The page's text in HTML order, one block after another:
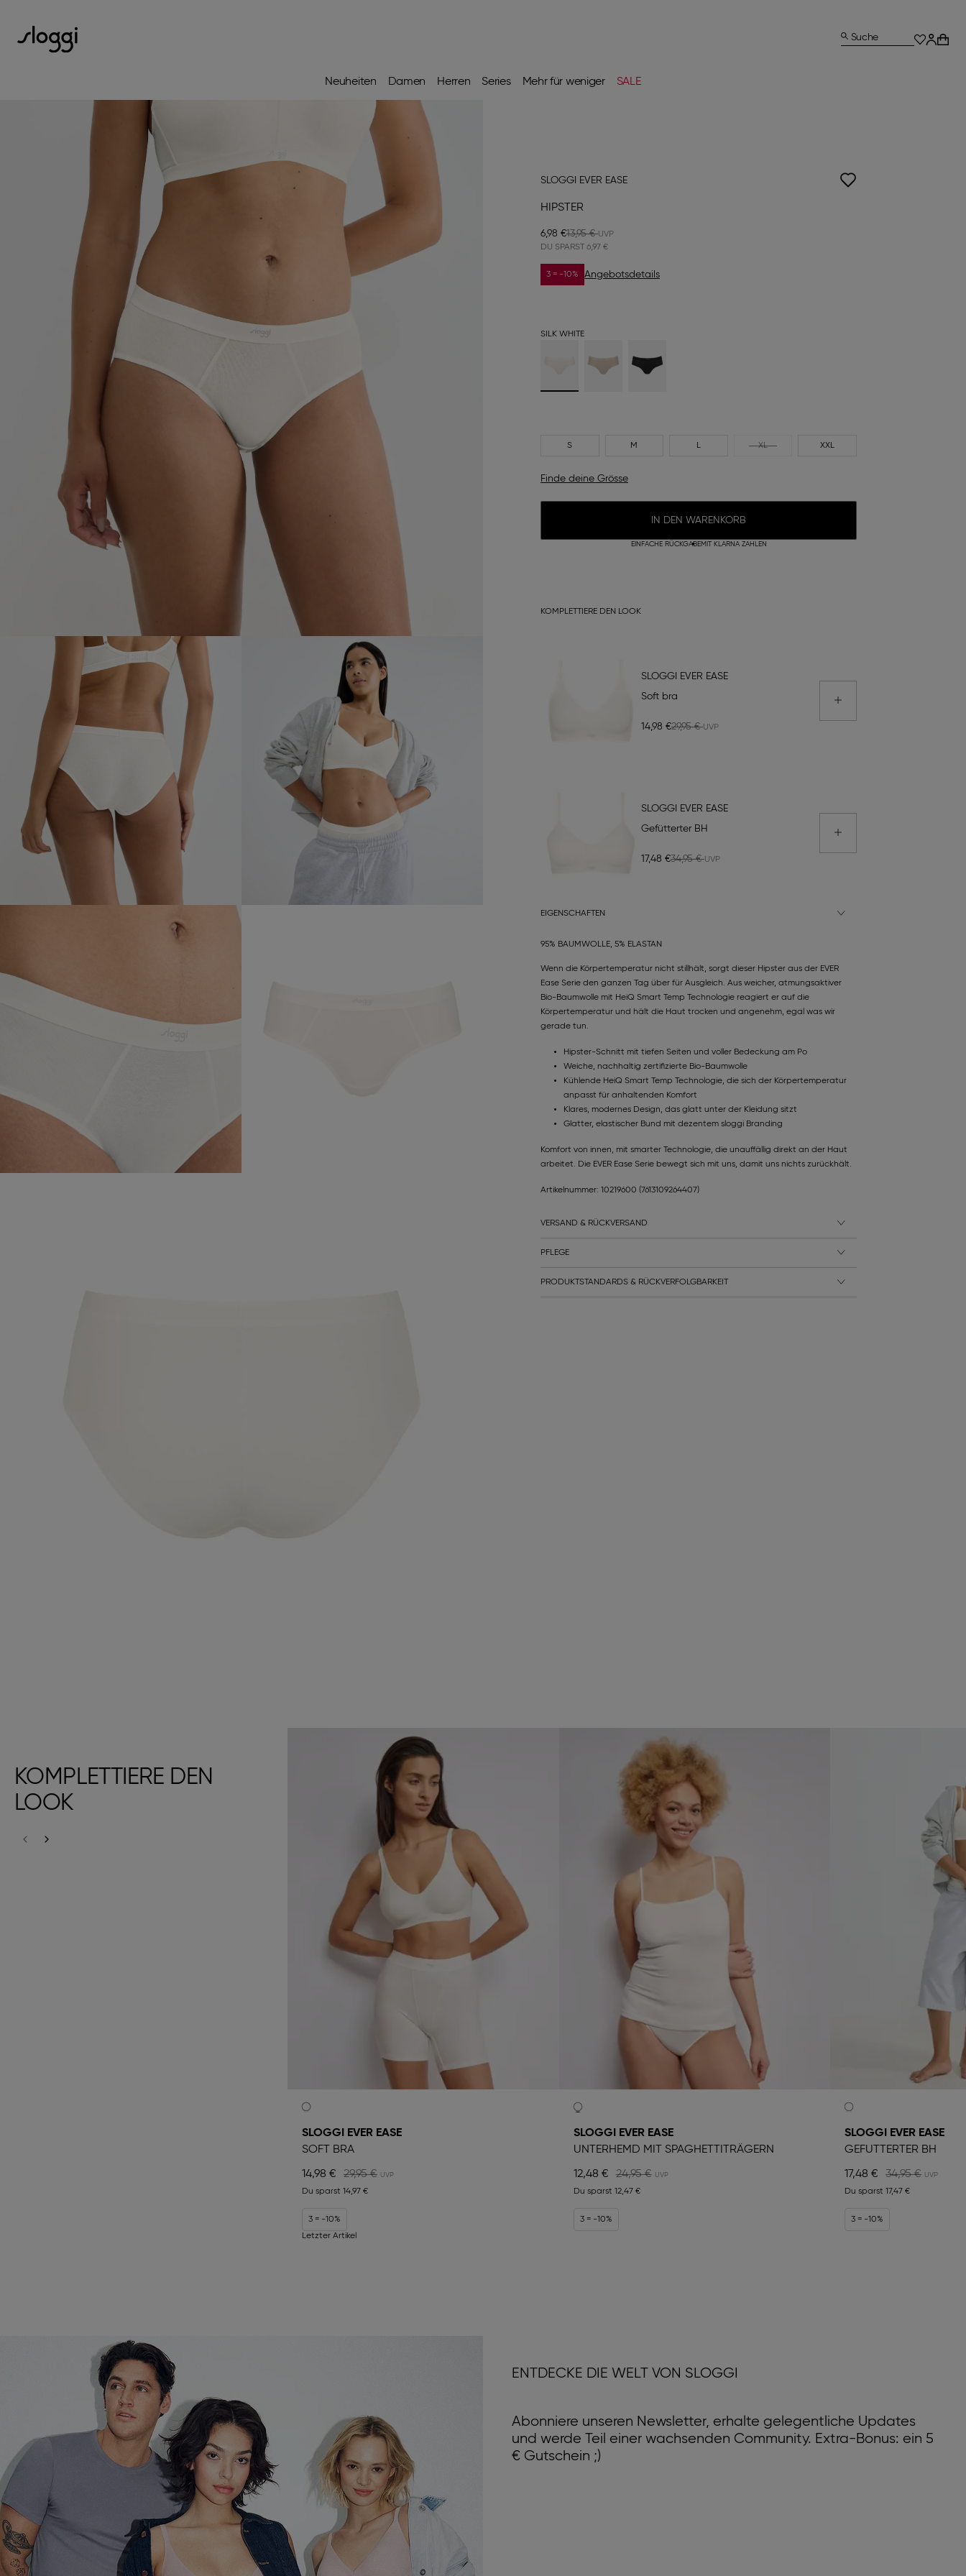
Neuheiten Damen Herren Series Mehr für weniger SALE
Suche
SLOGGI EVER EASE
HIPSTER
6,98 €13,95 €
DU SPARST 6,97 €
3 = -10% Angebotsdetails
SILK WHITE
S M L XL XXL
Finde deine Grösse
IN DEN WARENKORB
EINFACHE RÜCKGABEMIT KLARNA ZAHLEN
KOMPLETTIERE DEN LOOK
SLOGGI EVER EASE
Soft bra
14,98 €29,95 €
SLOGGI EVER EASE
Gefütterter BH
17,48 €34,95 €
EIGENSCHAFTEN
95% BAUMWOLLE, 5% ELASTAN
Wenn die Körpertemperatur nicht stillhält, sorgt dieser Hipster aus der EVER
Ease Serie den ganzen Tag über für Ausgleich. Aus weicher, atmungsaktiver
Bio-Baumwolle mit HeiQ Smart Temp Technologie reagiert er auf die
Körpertemperatur und hält die Haut trocken und angenehm, egal was wir
gerade tun.
Hipster-Schnitt mit tiefen Seiten und voller Bedeckung am Po
Weiche, nachhaltig zertifizierte Bio-Baumwolle
Kühlende HeiQ Smart Temp Technologie, die sich der Körpertemperatur
anpasst für anhaltenden Komfort
Klares, modernes Design, das glatt unter der Kleidung sitzt
Glatter, elastischer Bund mit dezentem sloggi Branding
Komfort von innen, mit smarter Technologie, die unauffällig direkt an der Haut
arbeitet. Die EVER Ease Serie bewegt sich mit uns, damit uns nichts zurückhält.
Artikelnummer: 10219600 (7613109264407)
VERSAND & RÜCKVERSAND
PFLEGE
PRODUKTSTANDARDS & RÜCKVERFOLGBARKEIT
KOMPLETTIERE DEN
LOOK
SLOGGI EVER EASE
SOFT BRA
14,98 € 29,95 €
Du sparst 14,97 €
3 = -10%
Letzter Artikel
SLOGGI EVER EASE
UNTERHEMD MIT SPAGHETTITRÄGERN
12,48 € 24,95 €
Du sparst 12,47 €
3 = -10%
SLOGGI EVER EASE
GEFÜTTERTER BH
17,48 € 34,95 €
Du sparst17,47 €
3 = -10%
ENTDECKE DIE WELT VON SLOGGI
Abonniere unseren Newsletter, erhalte gelegentliche Updates
und werde Teil einer wachsenden Community. Extra-Bonus: ein 5
€ Gutschein ;)